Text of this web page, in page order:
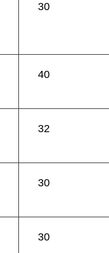
30
40
32
30
30